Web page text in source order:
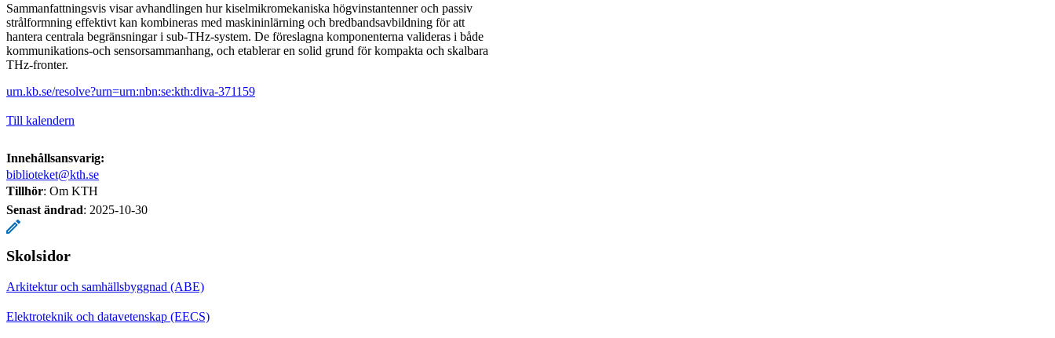
Sammanfattningsvis visar avhandlingen hur kiselmikromekaniska högvinstantenner och passiv
strålformning effektivt kan kombineras med maskininlärning och bredbandsavbildning för att
hantera centrala begränsningar i sub-THz-system. De föreslagna komponenterna valideras i både
kommunikations-och sensorsammanhang, och etablerar en solid grund för kompakta och skalbara
THz-fronter.
urn.kb.se/resolve?urn=urn:nbn:se:kth:diva-371159
Till kalendern
Innehållsansvarig:
biblioteket@kth.se
Tillhör: Om KTH
Senast ändrad: 2025-10-30
Skolsidor
Arkitektur och samhällsbyggnad (ABE)
Elektroteknik och datavetenskap (EECS)